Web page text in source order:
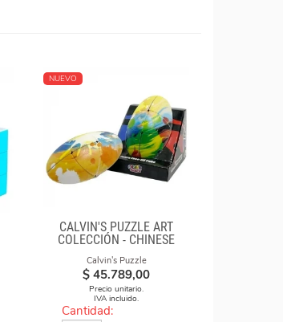
NUEVO
CALVIN'S PUZZLE ART
COLECCIÓN - CHINESE
OPERA FACE-OFF CUBE
(GRAFFITI CAMO)
Calvin's Puzzle
$ 45.789,00
Precio unitario.
IVA incluido.
Cantidad: